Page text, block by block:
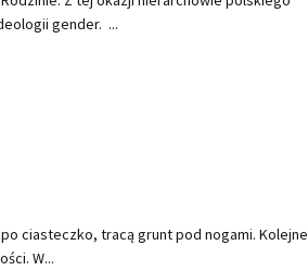
gender. ...
ciasteczko, tracą grunt pod nogami. Kolejne
W...